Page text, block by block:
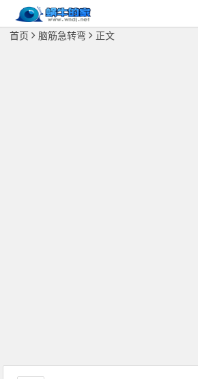
首页 脑筋急转弯 正文